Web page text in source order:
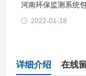
河南环保监测系统
2022-01-18
详细介绍 在线